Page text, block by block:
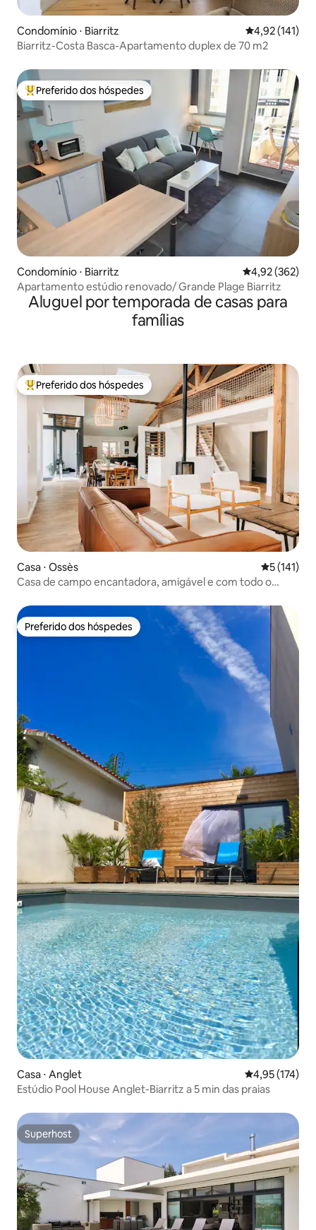
Condomínio ⋅ Biarritz 4,92 de uma
4,92 (141)
Biarritz-Costa Basca-Apartamento duplex de 70 m2
Entre os melhores preferidos dos hóspedes
Preferido dos hóspedes
Condomínio ⋅ Biarritz 4,92 de uma
4,92 (362)
Apartamento estúdio renovado/ Grande Plage Biarritz
Aluguel por temporada de casas para
famílias
Entre os melhores preferidos dos hóspedes
Preferido dos hóspedes
Casa ⋅ Ossès 5 de uma
5 (141)
Casa de campo encantadora, amigável e com todo o
Preferido dos hóspedes
Preferido dos hóspedes
Casa ⋅ Anglet 4,95 de uma
4,95 (174)
Estúdio Pool House Anglet-Biarritz a 5 min das praias
Superhost
Superhost